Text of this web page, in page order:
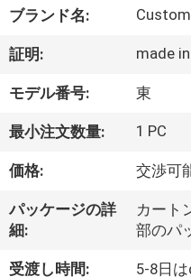
ダ
ク
ト
達
に
つ
ブランド名:
証明: made
モデル番号: 東
最小注文数量: 1 PC
価格: 交渉可
パッケージの詳
細:
カート
部のパ
受渡し時間: 5-8日